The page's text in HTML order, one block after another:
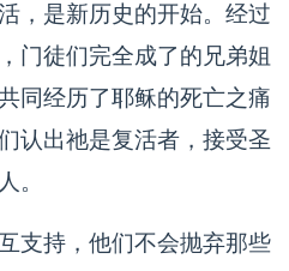
，是新历史的开始。经过
门徒们完全成了的兄弟姐
同经历了耶稣的死亡之痛
认出祂是复活者，接受圣
。
支持，他们不会抛弃那些